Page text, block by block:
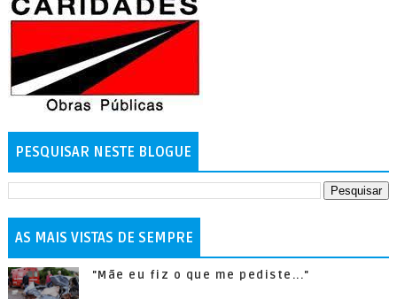
PESQUISAR NESTE BLOGUE
AS MAIS VISTAS DE SEMPRE
"Mãe eu fiz o que me pediste..."